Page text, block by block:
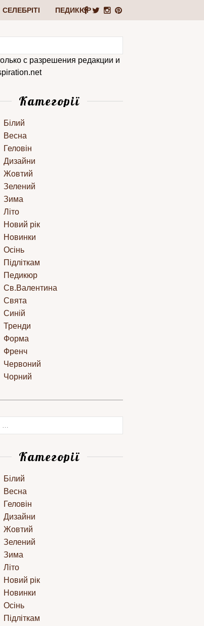
СЕЛЕБРІТІ ПЕДИКЮР
с разрешения редакции и
Категорії
Білий
Весна
Геловін
Дизайни
Жовтий
Зелений
Зима
Літо
Новий рік
Новинки
Осінь
Підліткам
Педикюр
Св.Валентина
Свята
Синій
Тренди
Форма
Френч
Червоний
Чорний
Категорії
Білий
Весна
Геловін
Дизайни
Жовтий
Зелений
Зима
Літо
Новий рік
Новинки
Осінь
Підліткам